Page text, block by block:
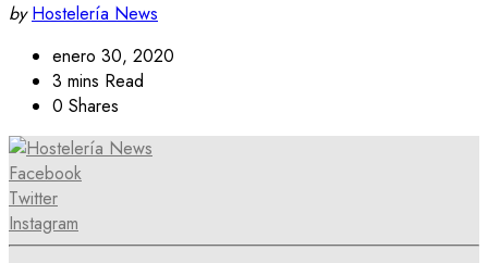
by Hostelería News
enero 30, 2020
3 mins Read
0 Shares
Facebook
Twitter
Instagram